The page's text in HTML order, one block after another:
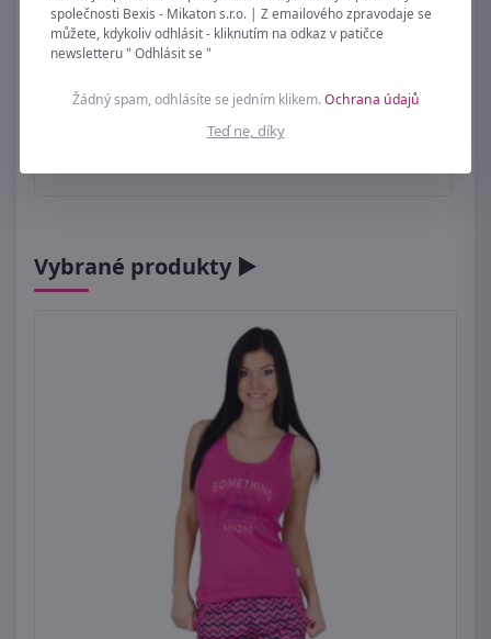
Sada šicích jehel v plastové tubě
Vybrané produkty ►
společnosti Bexis - Mikaton s.r.o. | Z emailového zpravodaje se
můžete, kdykoliv odhlásit - kliknutím na odkaz v patičce
newsletteru " Odhlásit se "
Žádný spam, odhlásíte se jedním klikem.Ochrana údajů
Teď ne, díky